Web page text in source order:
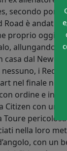
secondo
Road è andato
proprio oggi
allungando
casa dal
i Reds
nel finale
ordine e in
con un
Toure
nella loro
con un